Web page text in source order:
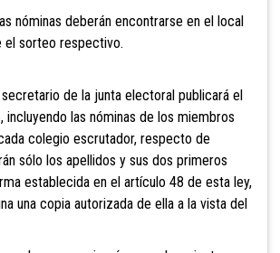
nóminas deberán encontrarse en el local
el sorteo respectivo.
io de la junta electoral publicará el
incluyendo las nóminas de los miembros
colegio escrutador, respecto de
sólo los apellidos y sus dos primeros
establecida en el artículo 48 de esta ley,
una copia autorizada de ella a la vista del